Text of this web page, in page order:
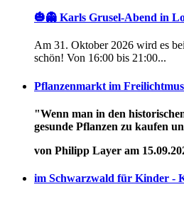
🎃👻 Karls Grusel-Abend in
Am 31. Oktober 2026 wird es
schön! Von 16:00 bis 21:00...
Pflanzenmarkt im
"Wenn man in den
gesunde Pflanzen zu kaufen
von Philipp Layer am
im Schwarzwald für Kinder -